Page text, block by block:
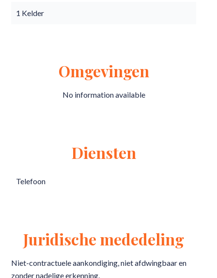
1 Kelder
Omgevingen
No information available
Diensten
Telefoon
Juridische mededeling
Niet-contractuele aankondiging, niet afdwingbaar en
zonder nadelige erkenning.